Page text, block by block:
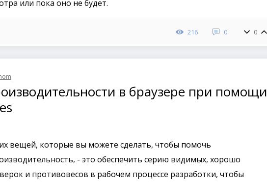
или пока оно не будет.
216 0 0
в браузере при помощи
вещей, которые вы можете сделать, чтобы помочь
- это обеспечить серию видимых, хорошо
и противовесов в рабочем процессе разработки, чтобы